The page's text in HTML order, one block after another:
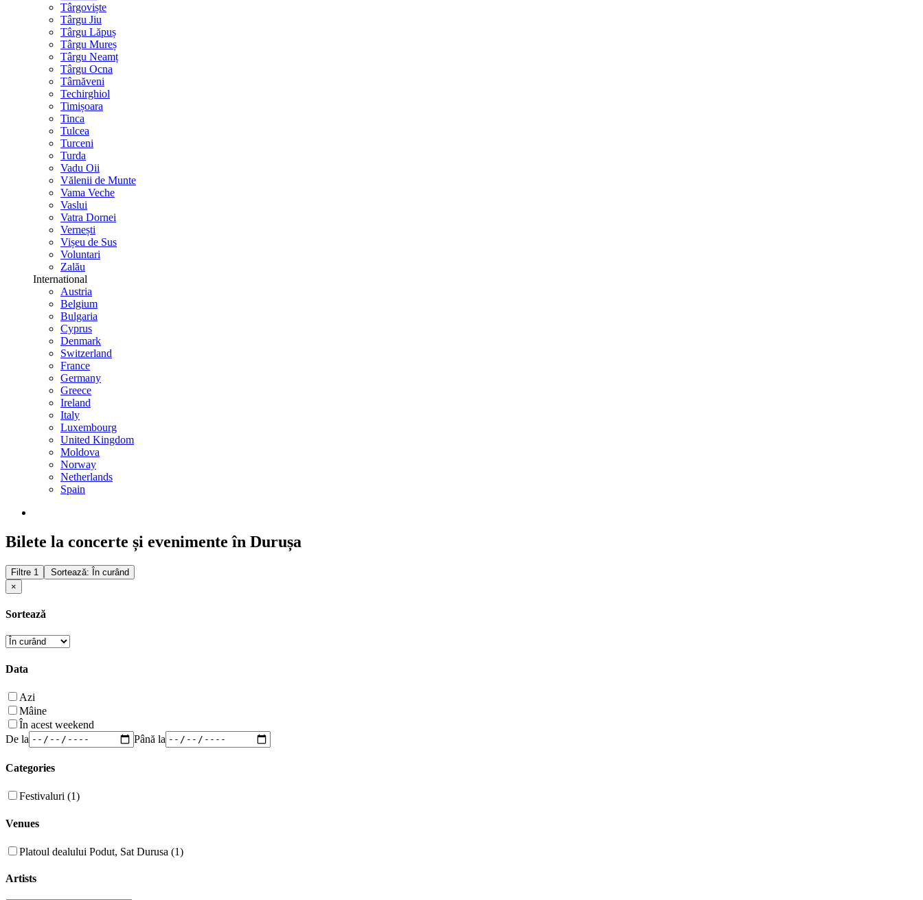
Târgoviște
Târgu Jiu
Târgu Lăpuș
Târgu Mureș
Târgu Neamț
Târgu Ocna
Târnăveni
Techirghiol
Timișoara
Tinca
Tulcea
Turceni
Turda
Vadu Oii
Vălenii de Munte
Vama Veche
Vaslui
Vatra Dornei
Vernești
Vișeu de Sus
Voluntari
Zalău
International
Austria
Belgium
Bulgaria
Cyprus
Denmark
Switzerland
France
Germany
Greece
Ireland
Italy
Luxembourg
United Kingdom
Moldova
Norway
Netherlands
Spain
Bilete la concerte și evenimente în Durușa
Filtre 1
Sortează: În curând
×
Sortează
Data
Azi
Mâine
În acest weekend
De la
Până la
Categories
Festivaluri (1)
Venues
Platoul dealului Podut, Sat Durusa (1)
Artists